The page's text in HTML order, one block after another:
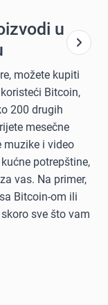
u
možete kupiti
Bitcoin,
200 drugih
mesečne
muzike i video
potrepštine,
vas. Na primer,
Bitcoin-om ili
sve što vam